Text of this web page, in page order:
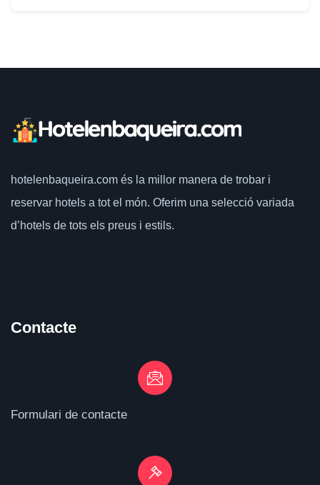
hotelenbaqueira.com és la millor manera de trobar i
reservar hotels a tot el món. Oferim una selecció variada
d’hotels de tots els preus i estils.
Contacte
Formulari de contacte